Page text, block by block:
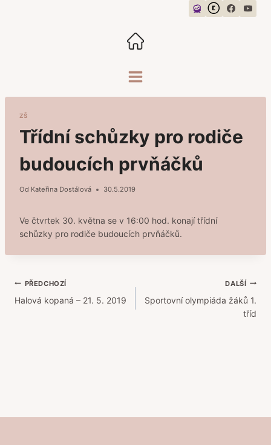
ZŠ
Třídní schůzky pro rodiče
budoucích prvňáčků
Od Kateřina Dostálová 30.5.2019
Ve čtvrtek 30. května se v 16:00 hod. konají třídní
schůzky pro rodiče budoucích prvňáčků.
Navigace
pro
PŘEDCHOZÍ
Halová kopaná – 21. 5. 2019
DALŠÍ
Sportovní olympiáda žáků 1.
tříd